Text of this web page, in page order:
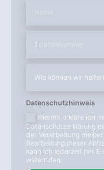
Datenschutzhinweis
Hiermit erkläre ich
Datenschutzerklärung
der Verarbeitung
Bearbeitung dieser
kann ich jederzeit per
widerrufen.